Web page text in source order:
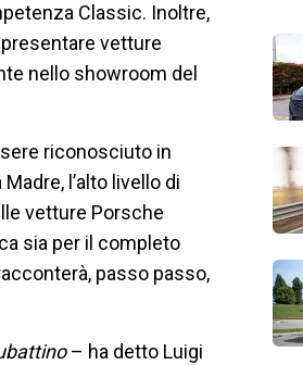
Classic. Inoltre,
vetture
nello showroom del
riconosciuto in
l’alto livello di
vetture Porsche
sia per il completo
passo passo,
– ha detto Luigi